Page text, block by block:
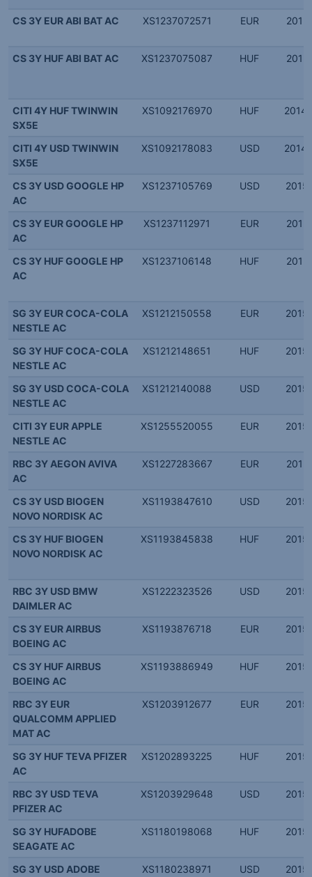
CS 3Y EUR ABI BAT AC XS1237072571 EUR
CS 3Y HUF ABI BAT AC XS1237075087 HUF
CITI 4Y HUF TWINWIN
SX5E
XS1092176970 HUF
CITI 4Y USD TWINWIN
SX5E
XS1092178083 USD
CS 3Y USD GOOGLE HP
AC
XS1237105769 USD
CS 3Y EUR GOOGLE HP
AC
XS1237112971 EUR
CS 3Y HUF GOOGLE HP
AC
XS1237106148 HUF
SG 3Y EUR COCA-COLA
NESTLE AC
XS1212150558 EUR
SG 3Y HUF COCA-COLA
NESTLE AC
XS1212148651 HUF
SG 3Y USD COCA-COLA
NESTLE AC
XS1212140088 USD
CITI 3Y EUR APPLE
NESTLE AC
XS1255520055 EUR
RBC 3Y AEGON AVIVA
AC
XS1227283667 EUR
CS 3Y USD BIOGEN
NOVO NORDISK AC
XS1193847610 USD
CS 3Y HUF BIOGEN
NOVO NORDISK AC
XS1193845838 HUF
RBC 3Y USD BMW
DAIMLER AC
XS1222323526 USD
CS 3Y EUR AIRBUS
BOEING AC
XS1193876718 EUR
CS 3Y HUF AIRBUS
BOEING AC
XS1193886949 HUF
RBC 3Y EUR
QUALCOMM APPLIED
MAT AC
XS1203912677 EUR
SG 3Y HUF TEVA PFIZER
AC
XS1202893225 HUF
RBC 3Y USD TEVA
PFIZER AC
XS1203929648 USD
SG 3Y HUFADOBE
SEAGATE AC
XS1180198068 HUF
SG 3Y USD ADOBE
XS1180238971 USD